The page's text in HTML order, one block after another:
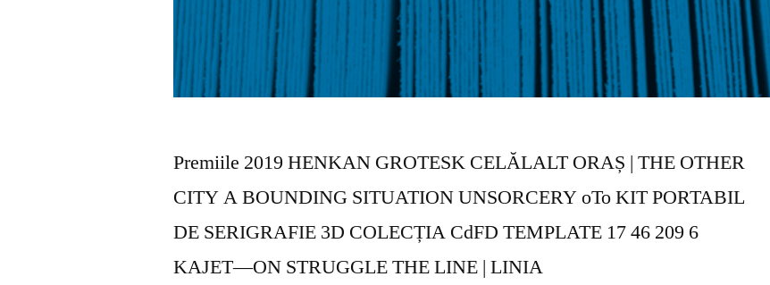
Premiile 2019 HENKAN GROTESK CELĂLALT ORAȘ | THE OTHER
CITY A BOUNDING SITUATION UNSORCERY oTo KIT PORTABIL
DE SERIGRAFIE 3D COLECȚIA CdFD TEMPLATE 17 46 209 6
KAJET—ON STRUGGLE THE LINE | LINIA